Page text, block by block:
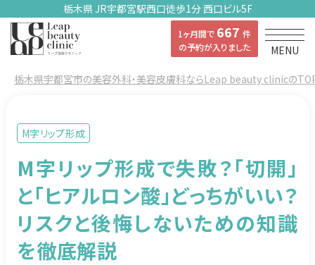
栃木県 JR宇都宮駅西口徒歩1分 西口ビル5F
1ヶ月間で 667 件
の予約が入りました
MENU
栃木県宇都宮市の美容外科・美容皮膚科ならLeap beauty clinicの
M字リップ形成
M字リップ形成で失敗？「切開」
と「ヒアルロン酸」どっちがいい？
リスクと後悔しないための知識
を徹底解説